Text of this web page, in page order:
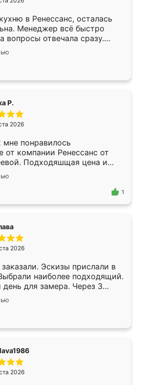
только здесь.
в Ренессанс, осталась
Менеджер всё быстро
вопросы отвечала сразу.
в субботу, подошёл к
ответственностью. Собрали
работали аккуратно, даже
Р.
2026
мне понравилось
от компании Ренессанс от
Подходяшщая цена и
изготовления. Приехавший
Владислав
моему эскизу самый
1
2026
Эскизы прислали в
наиболее подходящий.
день для замера. Через 3
была уже готова. Остались
Спасибо Ренессанс
работу!
2026